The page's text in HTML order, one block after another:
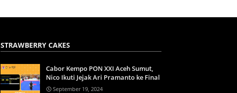
STRAWBERRY CAKES
Cabor Kempo PON XXI Aceh Sumut,
Nico Ikuti Jejak Ari Pramanto ke Final
September 19, 2024